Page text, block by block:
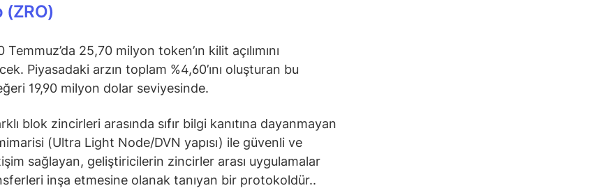
(ZRO)
25,70 milyon token’ın kilit açılımını
Piyasadaki arzın toplam %4,60’ını oluşturan bu
19,90 milyon dolar seviyesinde.
blok zincirleri arasında sıfır bilgi kanıtına dayanmayan
(Ultra Light Node/DVN yapısı) ile güvenli ve
sağlayan, geliştiricilerin zincirler arası uygulamalar
inşa etmesine olanak tanıyan bir protokoldür..